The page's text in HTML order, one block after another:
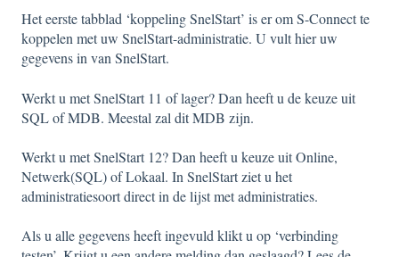
Het eerste tabblad ‘koppeling SnelStart’ is er om S-Connect te
koppelen met uw SnelStart-administratie. U vult hier uw
gegevens in van SnelStart.
Werkt u met SnelStart 11 of lager? Dan heeft u de keuze uit
SQL of MDB. Meestal zal dit MDB zijn.
Werkt u met SnelStart 12? Dan heeft u keuze uit Online,
Netwerk(SQL) of Lokaal. In SnelStart ziet u het
administratiesoort direct in de lijst met administraties.
Als u alle gegevens heeft ingevuld klikt u op ‘verbinding